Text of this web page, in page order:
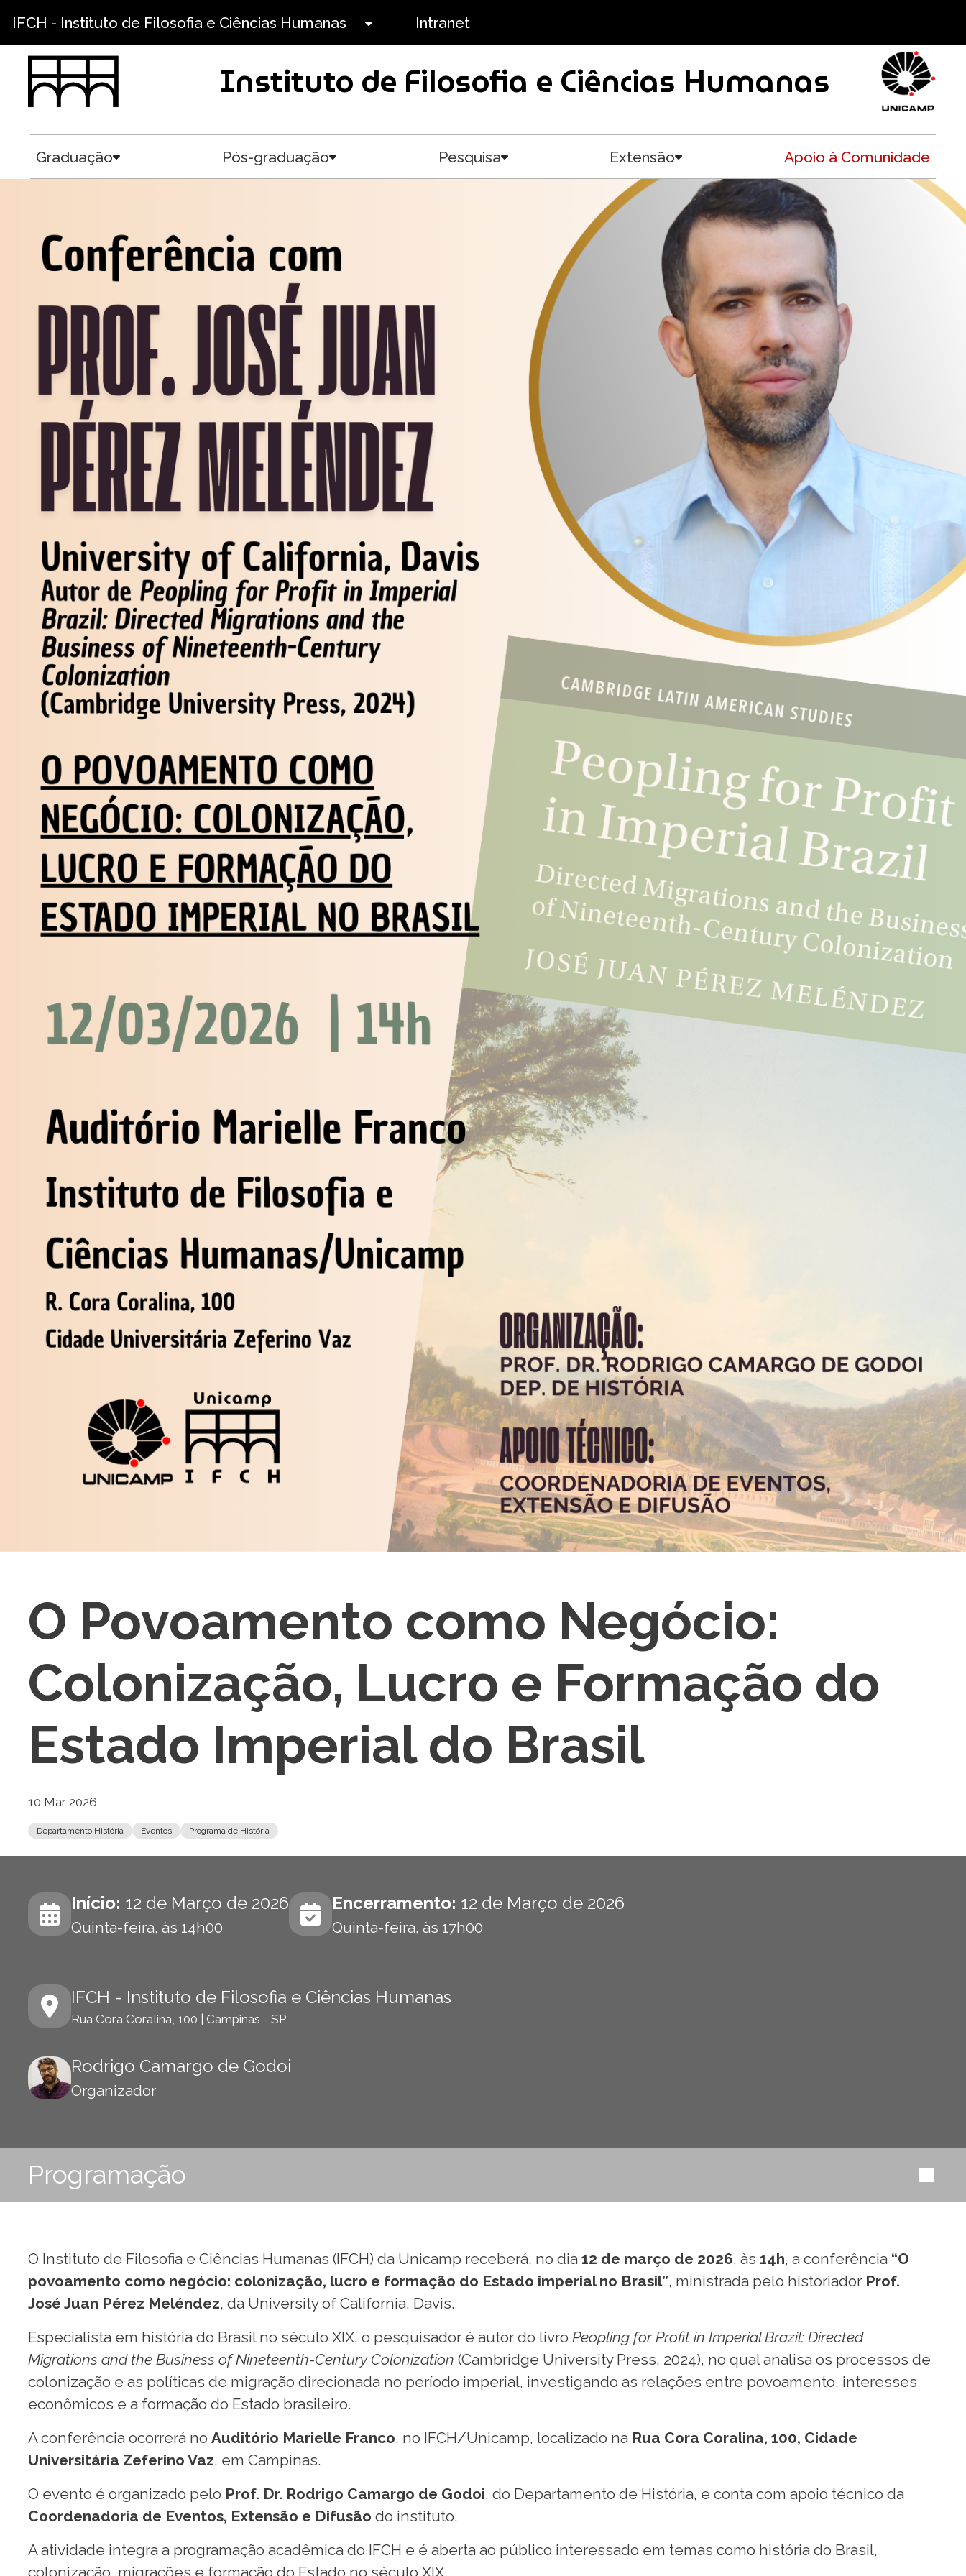
IFCH - Instituto de Filosofia e Ciências Humanas Intranet
Instituto de Filosofia e Ciências Humanas
Graduação Pós-graduação Pesquisa Extensão Apoio à Comunidade
O Povoamento como Negócio:
Colonização, Lucro e Formação do
Estado Imperial do Brasil
10 Mar 2026
Departamento História Eventos Programa de História
Início: 12 de Março de 2026
Quinta-feira, às 14h00
Encerramento: 12 de Março de 2026
Quinta-feira, às 17h00
IFCH - Instituto de Filosofia e Ciências Humanas
Rua Cora Coralina, 100 | Campinas - SP
Rodrigo Camargo de Godoi
Organizador
Programação
O Instituto de Filosofia e Ciências Humanas (IFCH) da Unicamp receberá, no dia 12 de março de 2026, às 14h, a conferência “O
povoamento como negócio: colonização, lucro e formação do Estado imperial no Brasil”, ministrada pelo historiador Prof.
José Juan Pérez Meléndez, da University of California, Davis.
Especialista em história do Brasil no século XIX, o pesquisador é autor do livro Peopling for Profit in Imperial Brazil: Directed
Migrations and the Business of Nineteenth-Century Colonization (Cambridge University Press, 2024), no qual analisa os processos de
colonização e as políticas de migração direcionada no período imperial, investigando as relações entre povoamento, interesses
econômicos e a formação do Estado brasileiro.
A conferência ocorrerá no Auditório Marielle Franco, no IFCH/Unicamp, localizado na Rua Cora Coralina, 100, Cidade
Universitária Zeferino Vaz, em Campinas.
O evento é organizado pelo Prof. Dr. Rodrigo Camargo de Godoi, do Departamento de História, e conta com apoio técnico da
Coordenadoria de Eventos, Extensão e Difusão do instituto.
A atividade integra a programação acadêmica do IFCH e é aberta ao público interessado em temas como história do Brasil,
colonização, migrações e formação do Estado no século XIX.